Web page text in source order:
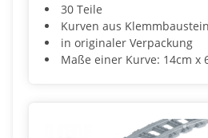
30 Teile
Kurven aus
in originaler Verpackung
Maße einer Kurve: 14cm x